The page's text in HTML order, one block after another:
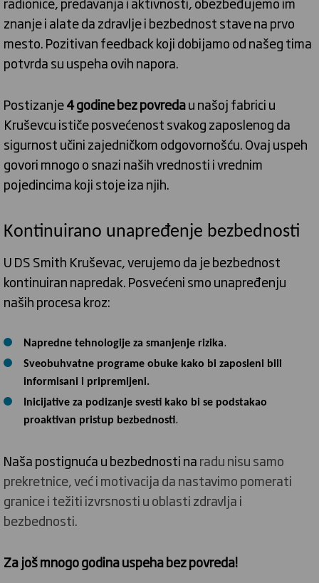
znanje i alate da zdravlje i bezbednost stave na prvo
mesto. Pozitivan feedback koji dobijamo od našeg tima
potvrda su uspeha ovih napora.
Postizanje4 godine bez povredau našoj fabrici u
Kruševcu ističe posvećenost svakog zaposlenog da
sigurnost učini zajedničkom odgovornošću. Ovaj uspeh
govori mnogo o snazi naših vrednosti i vrednim
pojedincima koji stoje iza njih.
Kontinuirano unapređenje bezbednosti
U DS Smith Kruševac, verujemo da je bezbednost
kontinuiran napredak. Posvećeni smo unapređenju
naših procesa kroz:
Napredne tehnologije za smanjenje rizika.
Sveobuhvatne programe obuke kako bi zaposleni bili
informisani i pripremljeni.
Inicijative za podizanje svesti kako bi se podstakao
proaktivan pristup bezbednosti.
Naša postignuća u bezbednosti naradu nisu samo
prekretnice, već i motivacija da nastavimo pomerati
granice i težiti izvrsnosti u oblasti zdravlja i
bezbednosti.
Za još mnogo godina uspeha bez povreda!